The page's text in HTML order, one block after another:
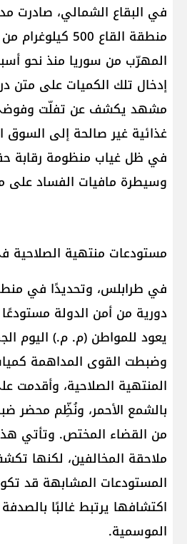
في البقاع الشمالي، صادرت
منطقة القاع 500
المهرّب من سوريا منذ نحو
إدخال تلك الكميات على متن
مشهد يكشف عن تفلّت
غذائية غير صالحة إلى السوق
في ظل غياب منظومة رقابة
وسيطرة مافيات الفساد على
مستودعات منتهية الصلاحية
في طرابلس، وتحديدًا في
دورية من أمن الدولة مستودعًا
وضبطت القوى المداهمة
المنتهية الصلاحية، وأقدمت
بالشمع الأحمر، ونُظِّم محضر
من القضاء المختص. وتأتي
ملاحقة المخالفين، لكنها
المستودعات المشابهة قد
اكتشافها يرتبط غالبًا
الموسمية.